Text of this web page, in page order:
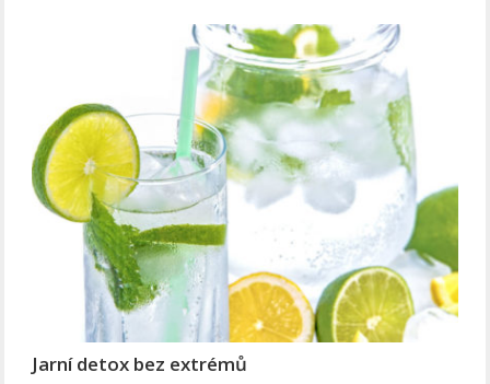
Jarní detox bez extrémů